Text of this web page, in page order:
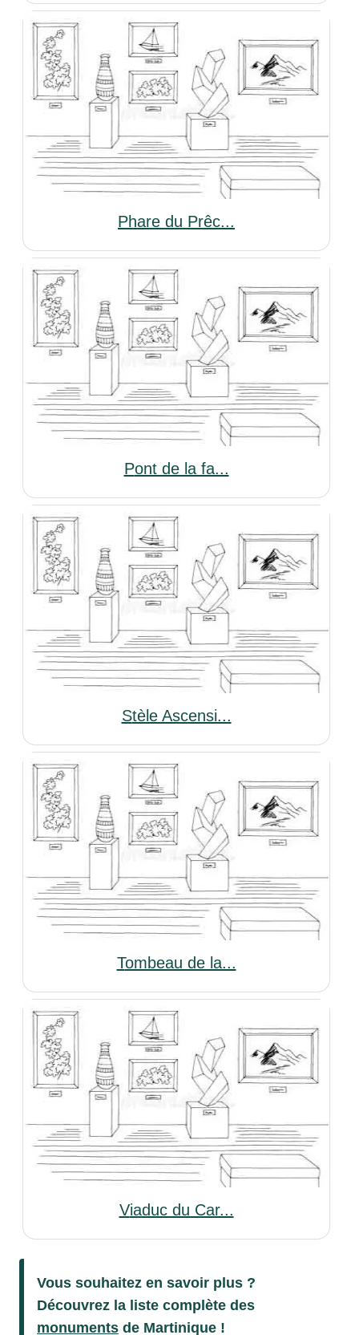
Phare du Prêc...
Pont de la fa...
Stèle Ascensi...
Tombeau de la...
Viaduc du Car...
Vous souhaitez en savoir plus ?
Découvrez la liste complète des
monuments de Martinique !